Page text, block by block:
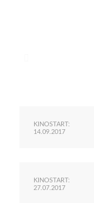
KINOSTART:
14.09.2017
KINOSTART:
27.07.2017